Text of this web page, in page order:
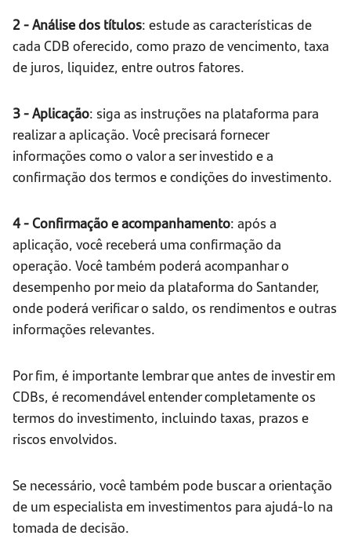
2 - Análise dos títulos: estude as características de
cada CDB oferecido, como prazo de vencimento, taxa
de juros, liquidez, entre outros fatores.
3 - Aplicação: siga as instruções na plataforma para
realizar a aplicação. Você precisará fornecer
informações como o valor a ser investido e a
confirmação dos termos e condições do investimento.
4 - Confirmação e acompanhamento: após a
aplicação, você receberá uma confirmação da
operação. Você também poderá acompanhar o
desempenho por meio da plataforma do Santander,
onde poderá verificar o saldo, os rendimentos e outras
informações relevantes.
Por fim, é importante lembrar que antes de investir em
CDBs, é recomendável entender completamente os
termos do investimento, incluindo taxas, prazos e
riscos envolvidos.
Se necessário, você também pode buscar a orientação
de um especialista em investimentos para ajudá-lo na
tomada de decisão.